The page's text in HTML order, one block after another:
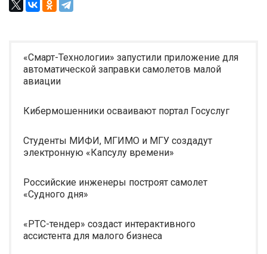
«Смарт-Технологии» запустили приложение для
автоматической заправки самолетов малой
авиации
Кибермошенники осваивают портал Госуслуг
Студенты МИФИ, МГИМО и МГУ создадут
электронную «Капсулу времени»
Российские инженеры построят самолет
«Судного дня»
«РТС-тендер» создаст интерактивного
ассистента для малого бизнеса